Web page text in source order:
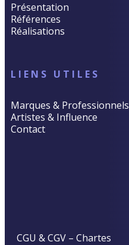
Présentation
Références
Réalisations
LIENS UTILES
Marques & Professionnels
Artistes & Influence
Contact
CGU & CGV – Chartes